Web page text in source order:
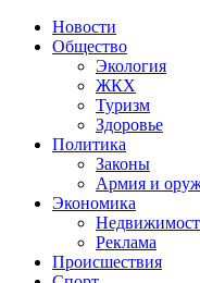
Новости
Общество
Экология
ЖКХ
Туризм
Здоровье
Политика
Законы
Армия и
Экономика
Реклама
Происшествия